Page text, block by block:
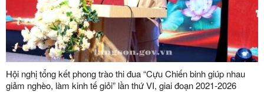
Hội nghị tổng kết phong trào thi đua “Cựu Chiến binh giúp nhau
giảm nghèo, làm kinh tế giỏi” lần thứ VI, giai đoạn 2021-2026